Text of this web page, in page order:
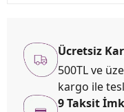
Ücretsiz
500TL ve
kargo ile
9 Taksit